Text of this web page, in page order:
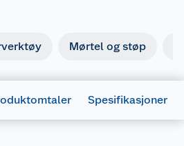
Mørtel og støp
Spesifikasjoner